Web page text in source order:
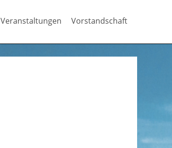
Veranstaltungen Vorstandschaft